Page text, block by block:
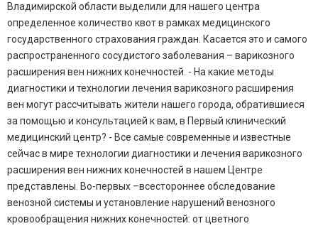
Владимирской области выделили для нашего центра
определенное количество квот в рамках медицинского
государственного страхования граждан. Касается это и самого
распространенного сосудистого заболевания – варикозного
расширения вен нижних конечностей. - На какие методы
диагностики и технологии лечения варикозного расширения
вен могут рассчитывать жители нашего города, обратившиеся
за помощью и консультацией к вам, в Первый клинический
медицинский центр? - Все самые современные и известные
сейчас в мире технологии диагностики и лечения варикозного
расширения вен нижних конечностей в нашем Центре
представлены. Во-первых –всестороннее обследование
венозной системы и установление нарушений венозного
кровообращения нижних конечностей: от цветного